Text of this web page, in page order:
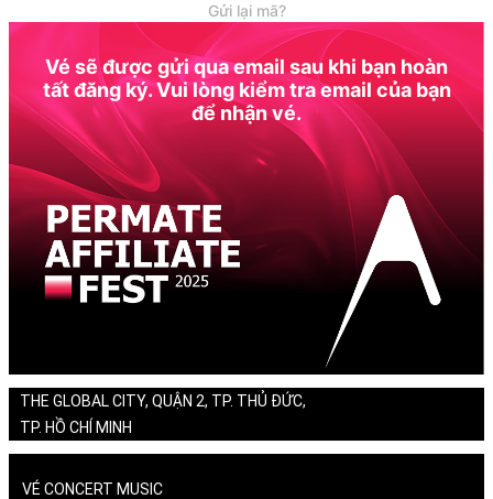
Gửi lại mã?
Vé sẽ được gửi qua email sau khi bạn hoàn
tất đăng ký. Vui lòng kiểm tra email của bạn
để nhận vé.
THE GLOBAL CITY, QUẬN 2, TP. THỦ ĐỨC,
TP. HỒ CHÍ MINH
VÉ CONCERT MUSIC